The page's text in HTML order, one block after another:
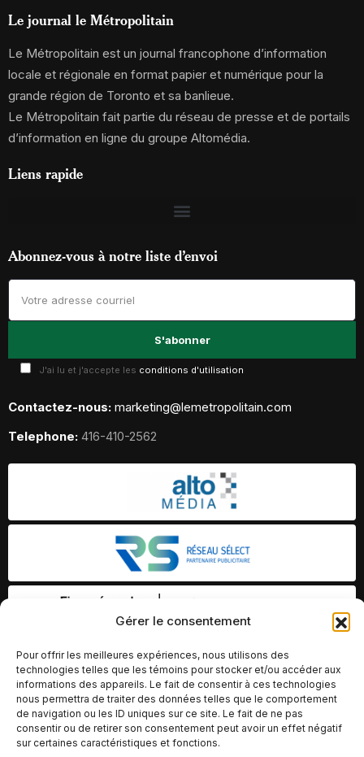
Gérer le consentement
Pour offrir les meilleures expériences, nous utilisons des
technologies telles que les témoins pour stocker et/ou accéder aux
informations des appareils. Le fait de consentir à ces technologies
nous permettra de traiter des données telles que le comportement
de navigation ou les ID uniques sur ce site. Le fait de ne pas
consentir ou de retirer son consentement peut avoir un effet négatif
sur certaines caractéristiques et fonctions.
Le journal le Métropolitain
Le Métropolitain est un journal francophone d’information
locale et régionale en format papier et numérique pour la
grande région de Toronto et sa banlieue.
Le Métropolitain fait partie du réseau de presse et de portails
d’information en ligne du groupe Altomédia.
Liens rapide
Abonnez-vous à notre liste d’envoi
J'ai lu et j'accepte les conditions d'utilisation
Contactez-nous: marketing@lemetropolitain.com
Telephone: 416-410-2562